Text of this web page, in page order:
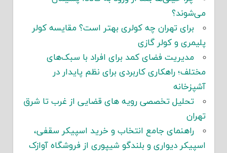
می‌شوند؟
برای تهران چه کولری بهتر است؟ مقایسه کولر
پلیمری و کولر گازی
مدیریت فضای کمد برای افراد با سبک‌های
مختلف؛ راهکاری کاربردی برای نظم پایدار در
آشپزخانه
تحلیل تخصصی رویه های قضایی از غرب تا شرق
تهران
راهنمای جامع انتخاب و خرید اسپیکر سقفی،
اسپیکر دیواری و بلندگو شیپوری از فروشگاه آوازک